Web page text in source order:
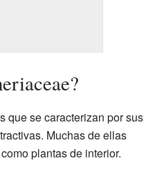
que se caracterizan por sus
Muchas de ellas
plantas de interior.